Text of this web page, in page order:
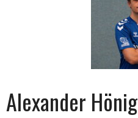
Alexander Hönig